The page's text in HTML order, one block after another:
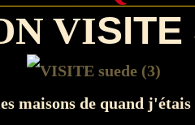
VISITE
maisons de quand